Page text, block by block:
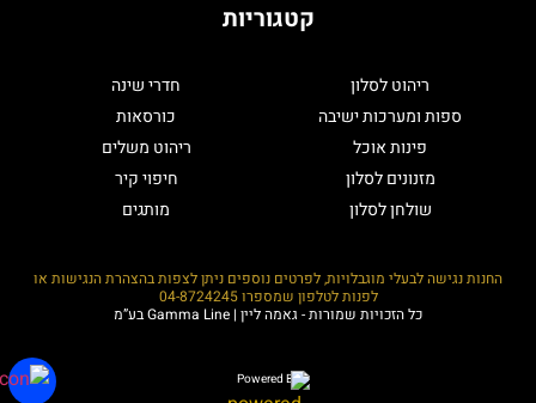
קטגוריות
ריהוט לסלון
ספות ומערכות ישיבה
פינות אוכל
מזנונים לסלון
שולחן לסלון
חדרי שינה
כורסאות
ריהוט משלים
חיפוי קיר
מותגים
החנות נגישה לבעלי מוגבלויות, לפרטים נוספים ניתן לצפות בהצהרת הנגישות או
לפנות לטלפון שמספרו04-8724245
כל הזכויות שמורות - גאמה ליין | Gamma Line בע”מ
Powered By